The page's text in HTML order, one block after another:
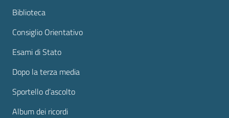
Biblioteca
Consiglio Orientativo
Esami di Stato
Dopo la terza media
Sportello d’ascolto
Album dei ricordi